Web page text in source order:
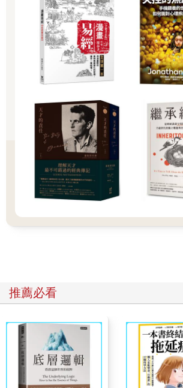
著國際局勢波動的，跟國內政治沒太大關聯
這就是我說的，國際局勢影響你的生活決策
際貿易的，要計算貨櫃進出口的成本，就不
際脈動；如果你是家裡正準備要裝潢，選用
殊油漆，就必須接受進口成本漲價的事實，
當你掌握國際局勢，你才能提早預測自己何
要多囤一些原料，以度過長途運送的能源寒
際觀：你掌握了油價漲跌的趨勢，進而做出
有益的決定。
不只是石油，電費、天然氣亦然。我們把鏡
年十月，中國即將進入冷峭的冬天。就在大
鄉放十一長假時，中共政府突然宣布東北一
的工廠統統停工，就連路上紅綠燈都不給亮
還是我就先待在原地？
加上中國和澳洲打貿易戰，中國主動宣布停
了一個重要煤礦來源。這時候可能有人說，
再拉出另一個國際局勢的遠因──解決地球
碳排放國，習近平到處跟國際組織和各國領
要在二○三○年碳達峰（意指二氧化碳排放量
峰之後進入逐步下降階段，是碳中和的前置
中和。這些話他在外頭喊得震天價響，回到
推薦必看